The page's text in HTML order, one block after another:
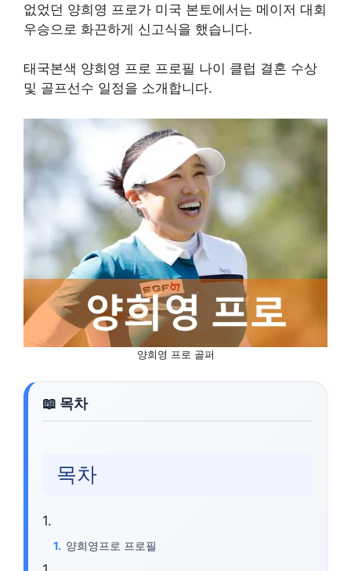
없었던 양희영 프로가 미국 본토에서는 메이저 대회
우승으로 화끈하게 신고식을 했습니다.
태국본색 양희영 프로 프로필 나이 클럽 결혼 수상
및 골프선수 일정을 소개합니다.
양희영 프로 골퍼
목차
양희영프로 프로필